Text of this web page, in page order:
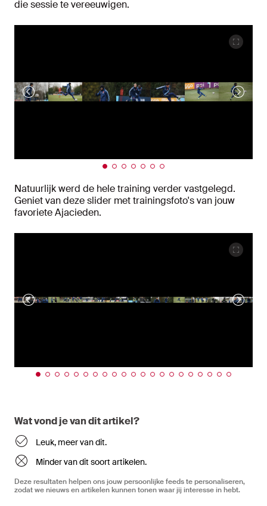
die sessie te vereeuwigen.
Natuurlijk werd de hele training verder vastgelegd.
Geniet van deze slider met trainingsfoto's van jouw
favoriete Ajacieden.
Wat vond je van dit artikel?
Leuk, meer van dit.
Minder van dit soort artikelen.
Deze resultaten helpen ons jouw persoonlijke feeds te personaliseren,
zodat we nieuws en artikelen kunnen tonen waar jij interesse in hebt.